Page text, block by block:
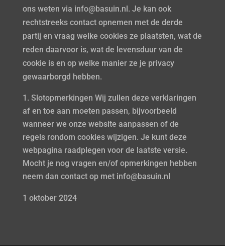
ons weten via info@basuin.nl. Je kan ook
rechtstreeks contact opnemen met de derde
partij en vraag welke cookies ze plaatsten, wat de
reden daarvoor is, wat de levensduur van de
cookie is en op welke manier ze je privacy
gewaarborgd hebben.
Slotopmerkingen Wij zullen deze verklaringen
af en toe aan moeten passen, bijvoorbeeld
wanneer we onze website aanpassen of de
regels rondom cookies wijzigen. Je kunt deze
webpagina raadplegen voor de laatste versie.
Mocht je nog vragen en/of opmerkingen hebben
neem dan contact op met info@basuin.nl
1 oktober 2024